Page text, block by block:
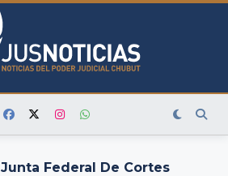
Junta Federal De Cortes